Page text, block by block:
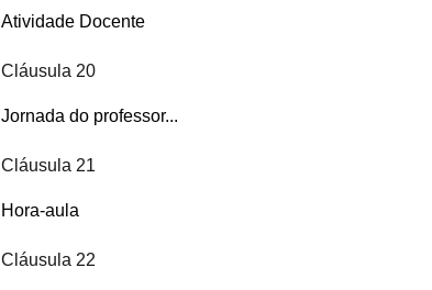
Atividade Docente
Cláusula 20
Jornada do professor...
Cláusula 21
Hora-aula
Cláusula 22